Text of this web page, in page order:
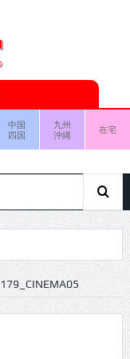
中国
四国
九州
沖縄
在宅
179_CINEMA05